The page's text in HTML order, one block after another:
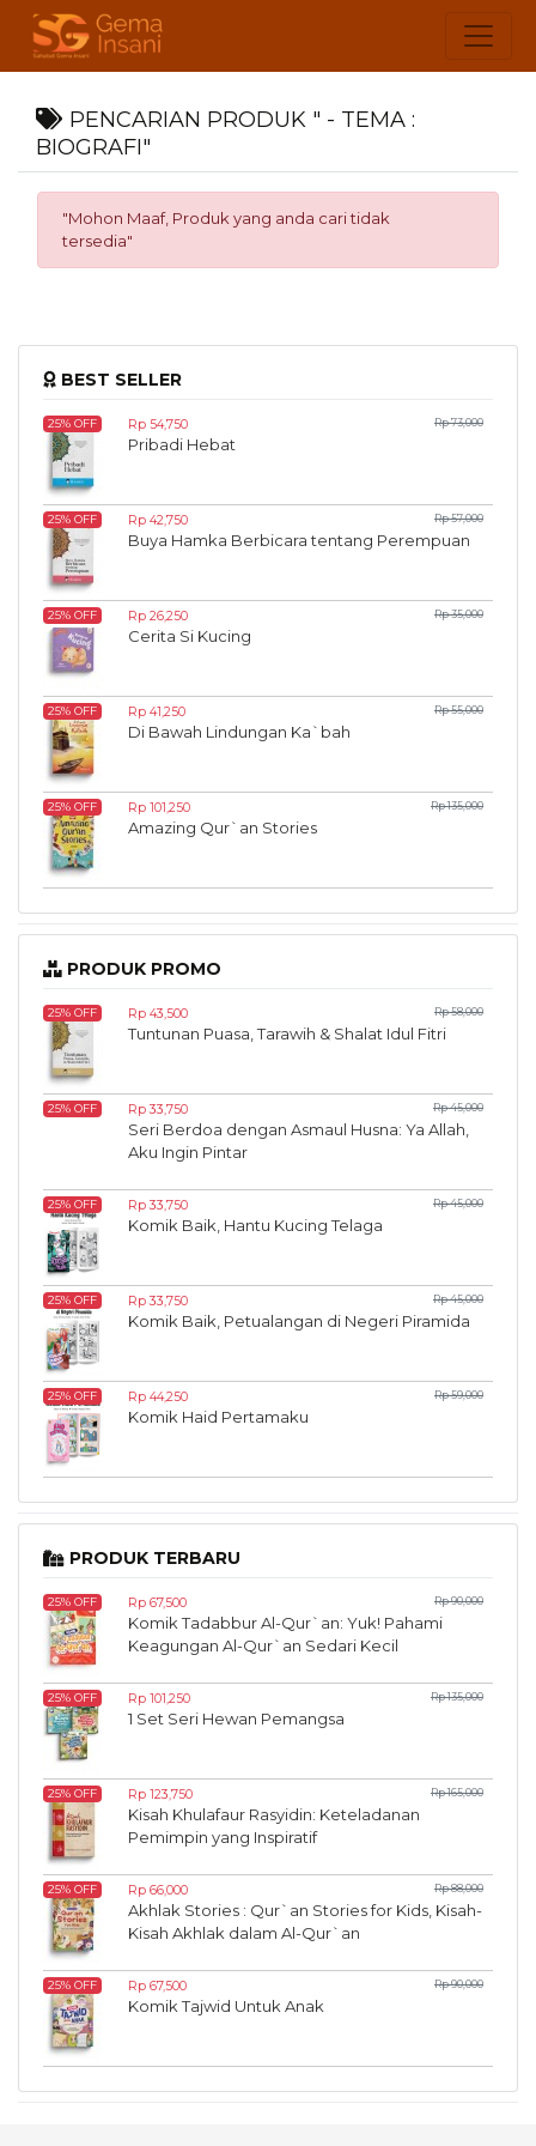
BEST SELLER
25% OFF Rp 54,750 Rp 73,000
Pribadi Hebat
25% OFF Rp 42,750 Rp 57,000
Buya Hamka Berbicara tentang Perempuan
25% OFF Rp 26,250 Rp 35,000
Cerita Si Kucing
25% OFF Rp 41,250 Rp 55,000
Di Bawah Lindungan Ka`bah
25% OFF Rp 101,250 Rp 135,000
Amazing Qur`an Stories
PRODUK PROMO
25% OFF Rp 43,500 Rp 58,000
Tuntunan Puasa, Tarawih & Shalat Idul Fitri
25% OFF Rp 33,750 Rp 45,000
Seri Berdoa dengan Asmaul Husna: Ya Allah,
Aku Ingin Pintar
25% OFF Rp 33,750 Rp 45,000
Komik Baik, Hantu Kucing Telaga
25% OFF Rp 33,750 Rp 45,000
Komik Baik, Petualangan di Negeri Piramida
25% OFF Rp 44,250 Rp 59,000
Komik Haid Pertamaku
PRODUK TERBARU
25% OFF Rp 67,500 Rp 90,000
Komik Tadabbur Al-Qur`an: Yuk! Pahami
Keagungan Al-Qur`an Sedari Kecil
25% OFF Rp 101,250 Rp 135,000
1 Set Seri Hewan Pemangsa
25% OFF Rp 123,750 Rp 165,000
Kisah Khulafaur Rasyidin: Keteladanan
Pemimpin yang Inspiratif
25% OFF Rp 66,000 Rp 88,000
Akhlak Stories : Qur`an Stories for Kids, Kisah-
Kisah Akhlak dalam Al-Qur`an
25% OFF Rp 67,500 Rp 90,000
Komik Tajwid Untuk Anak
PENCARIAN PRODUK " - TEMA :
BIOGRAFI"
"Mohon Maaf, Produk yang anda cari tidak
tersedia"